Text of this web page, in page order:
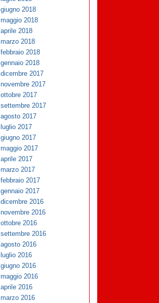
giugno 2018
maggio 2018
aprile 2018
marzo 2018
febbraio 2018
gennaio 2018
dicembre 2017
novembre 2017
ottobre 2017
settembre 2017
agosto 2017
luglio 2017
giugno 2017
maggio 2017
aprile 2017
marzo 2017
febbraio 2017
gennaio 2017
dicembre 2016
novembre 2016
ottobre 2016
settembre 2016
agosto 2016
luglio 2016
giugno 2016
maggio 2016
aprile 2016
marzo 2016